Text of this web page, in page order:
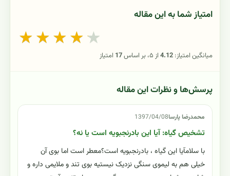
امتیاز شما به این مقاله
★ ★ ★ ★ ★
میانگین امتیاز: 4.12از ۵، بر اساس 17 امتیاز
پرسش‌ها و نظرات این مقاله
محمدرضا پارسا1397/04/08
تشخیص گیاه: آیا این بادرنجبویه است یا نه؟
با سلامآیا این گیاه ، بادرنجبویه است؟معطر است اما بوی آن
خیلی هم به لیموی سنگی نزدیک نیستیه بوی تند و ملایمی داره و